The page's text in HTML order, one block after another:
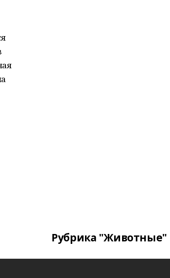
Рубрика "Животные"